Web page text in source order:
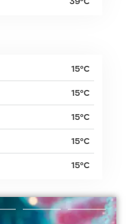
15°C
15°C
15°C
15°C
15°C